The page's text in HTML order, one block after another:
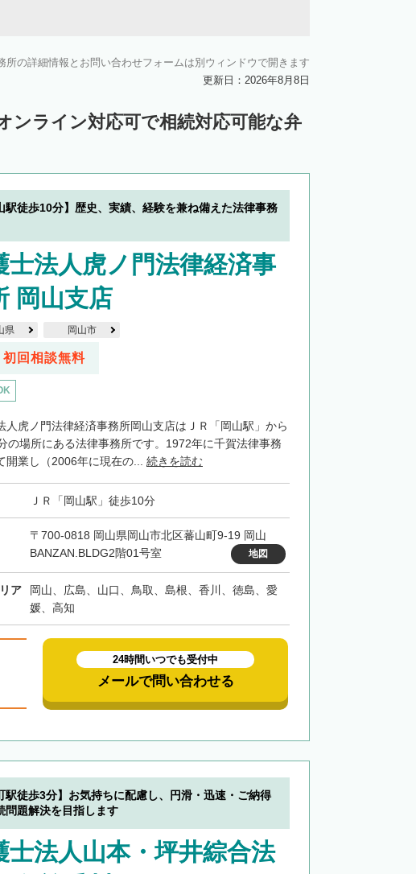
所の詳細情報とお問い合わせフォームは別ウィンドウで開きます
更新日：2026年8月8日
ンライン対応可で相続対応可能な弁
駅徒歩10分】歴史、実績、経験を兼ね備えた法律事務
士法人虎ノ門法律経済事
岡山支店
県 岡山市
初回相談無料
人虎ノ門法律経済事務所岡山支店はＪＲ「岡山駅」から
の場所にある法律事務所です。1972年に千賀法律事務
開業し（2006年に現在の... 続きを読む
ＪＲ「岡山駅」徒歩10分
〒700-0818 岡山県岡山市北区蕃山町9-19 岡山
BANZAN.BLDG2階01号室
地図
ア
岡山、広島、山口、鳥取、島根、香川、徳島、愛
媛、高知
24時間いつでも受付中
メールで問い合わせる
駅徒歩3分】お気持ちに配慮し、円滑・迅速・ご納得
問題解決を目指します
士法人山本・坪井綜合法